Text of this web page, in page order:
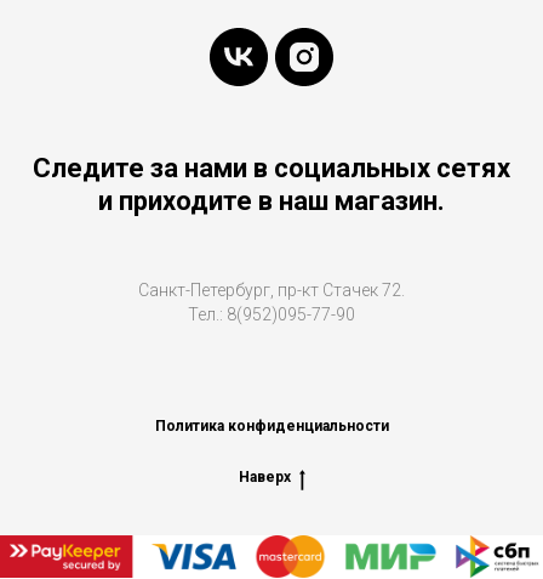
Следите за нами в социальных сетях
и приходите в наш магазин.
Санкт-Петербург, пр-кт Стачек 72.
Тел.: 8(952)095-77-90
Политика конфиденциальности
Наверх